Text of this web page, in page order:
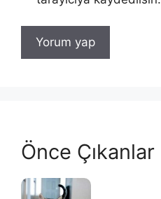
Önce Çıkanlar